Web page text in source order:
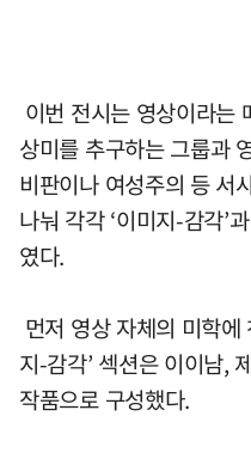
이번 전시는 영상이라는
상미를 추구하는 그룹과
비판이나 여성주의 등 서
나눠 각각 ‘이미지-감각’
였다.
먼저 영상 자체의 미학에
지-감각’ 섹션은 이이남,
작품으로 구성했다.